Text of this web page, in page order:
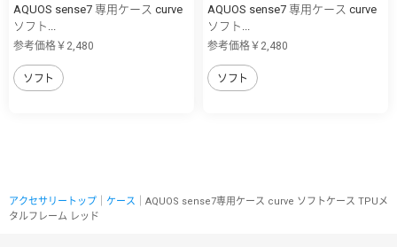
AQUOS sense7 専用ケース curve
ソフト...
参考価格￥2,480
ソフト
AQUOS sense7 専用ケース curve
ソフト...
参考価格￥2,480
ソフト
アクセサリートップ ケース ｜AQUOS sense7専用ケース curve ソフトケース TPUメ
タルフレーム レッド